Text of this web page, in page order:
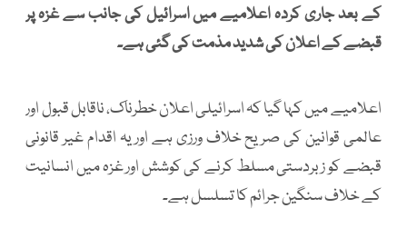
کے بعد جاری کردہ اعلامیے میں اسرائیل کی جانب سے غزہ پر
قبضے کے اعلان کی شدید مذمت کی گئی ہے۔
اعلامیے میں کہا گیا کہ اسرائیلی اعلان خطرناک، ناقابل قبول اور
عالمی قوانین کی صریح خلاف ورزی ہے اور یہ اقدام غیر قانونی
قبضے کو زبردستی مسلط کرنے کی کوشش اور غزہ میں انسانیت
کے خلاف سنگین جرائم کا تسلسل ہے۔